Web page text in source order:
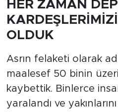
HER ZAMAN
OLDUK
Asrın felaketi olarak
maalesef 50 binin
kaybettik. Binlerce
yaralandı ve